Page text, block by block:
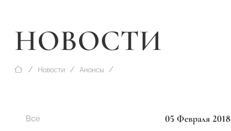
НОВОСТИ
Новости Анонсы
Все
05 Февраля 2018